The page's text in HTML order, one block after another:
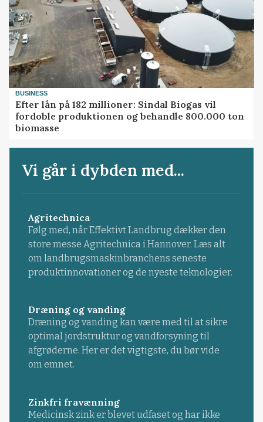
BUSINESS
Efter lån på 182 millioner: Sindal Biogas vil
fordoble produktionen og behandle 800.000 ton
biomasse
Vi går i dybden med...
Agritechnica
Følg med, når Effektivt Landbrug dækker den
store messe Agritechnica i Hannover. Læs alt
om landbrugsmaskinbranchens seneste
produktinnovationer og de nyeste teknologier.
Dræning og vanding
Dræning og vanding kan være med til at sikre
optimal jordstruktur og vandforsyning til
afgrøderne. Her er det vigtigste, du bør vide
om emnet.
Zinkfri fravænning
Medicinsk zink er blevet udfaset og har ikke